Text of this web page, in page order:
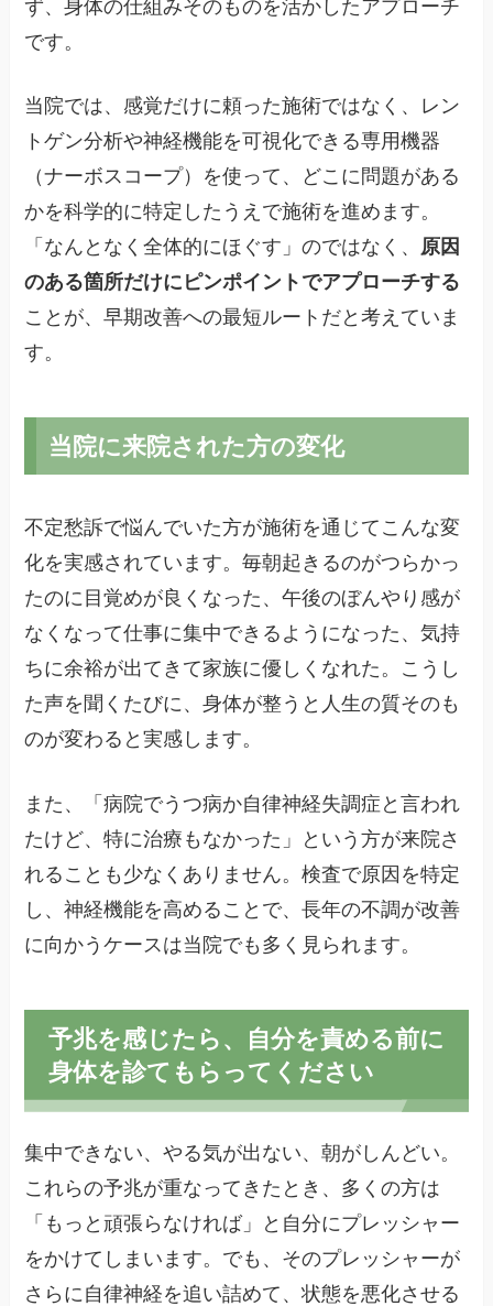
ず、身体の仕組みそのものを活かしたアプローチ
です。
当院では、感覚だけに頼った施術ではなく、レン
トゲン分析や神経機能を可視化できる専用機器
（ナーボスコープ）を使って、どこに問題がある
かを科学的に特定したうえで施術を進めます。
「なんとなく全体的にほぐす」のではなく、 原因
のある箇所だけにピンポイントでアプローチする
ことが、早期改善への最短ルートだと考えていま
す。
当院に来院された方の変化
不定愁訴で悩んでいた方が施術を通じてこんな変
化を実感されています。毎朝起きるのがつらかっ
たのに目覚めが良くなった、午後のぼんやり感が
なくなって仕事に集中できるようになった、気持
ちに余裕が出てきて家族に優しくなれた。こうし
た声を聞くたびに、身体が整うと人生の質そのも
のが変わると実感します。
また、「病院でうつ病か自律神経失調症と言われ
たけど、特に治療もなかった」という方が来院さ
れることも少なくありません。検査で原因を特定
し、神経機能を高めることで、長年の不調が改善
に向かうケースは当院でも多く見られます。
予兆を感じたら、自分を責める前に
身体を診てもらってください
集中できない、やる気が出ない、朝がしんどい。
これらの予兆が重なってきたとき、多くの方は
「もっと頑張らなければ」と自分にプレッシャー
をかけてしまいます。でも、そのプレッシャーが
さらに自律神経を追い詰めて、状態を悪化させる